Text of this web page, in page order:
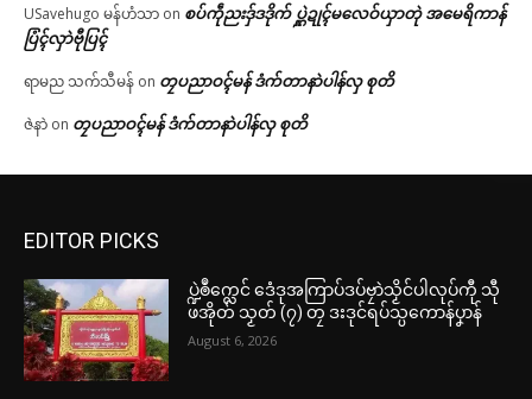
USavehugo မန်ဟံသာ on စပ်ကဵုညးဒှ်ဒဒိုက် ပ္ဋဲဍုၚ်မလေဝ်ယှာတုဲ အမေရိကာန်
ပြံၚ်လှာဲဗီုပြၚ်
ရာမည သက်သီမန် on တၠပညာဝၚ်မန် ဒံက်တာနာဲပါန်လှ စုတိ
ဇဲနာဲ on တၠပညာဝၚ်မန် ဒံက်တာနာဲပါန်လှ စုတိ
EDITOR PICKS
ပ္ဍဲၜဳက္လေင် ဒေံဒုအကြာပ်ဒပ်ဗၠာဲသၟိင်ပါလုပ်ကီု သီု
ဖအိုတ် သၟတ် (၇) တၠ ဒးဒုင်ရပ်သ္ပကောန်ပၞာန်
August 6, 2026